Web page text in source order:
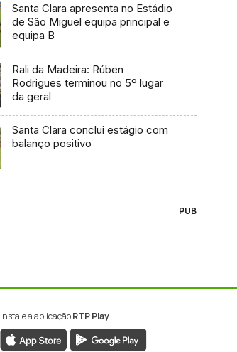
Santa Clara apresenta no Estádio
de São Miguel equipa principal e
equipa B
Rali da Madeira: Rúben
Rodrigues terminou no 5º lugar
da geral
Santa Clara conclui estágio com
balanço positivo
PUB
Instale a aplicaçãoRTP Play